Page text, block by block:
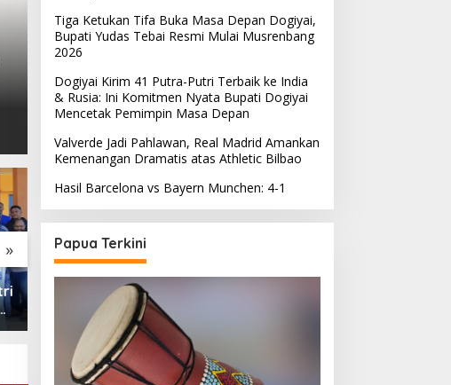
»
Pemprov Papua Tengah
Gelar Rapat Koordinasi
Guna Optimalkan
Pengelolaan Distribusi
Daerah
Tiga Ketukan Tifa Buka Masa Depan Dogiyai,
Bupati Yudas Tebai Resmi Mulai Musrenbang
2026
Dogiyai Kirim 41 Putra-Putri Terbaik ke India
& Rusia: Ini Komitmen Nyata Bupati Dogiyai
Mencetak Pemimpin Masa Depan
Valverde Jadi Pahlawan, Real Madrid Amankan
Kemenangan Dramatis atas Athletic Bilbao
Hasil Barcelona vs Bayern Munchen: 4-1
Papua Terkini